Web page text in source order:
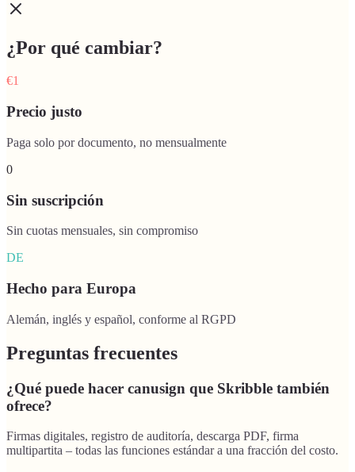
¿Por qué cambiar?
€1
Precio justo
Paga solo por documento, no mensualmente
0
Sin suscripción
Sin cuotas mensuales, sin compromiso
DE
Hecho para Europa
Alemán, inglés y español, conforme al RGPD
Preguntas frecuentes
¿Qué puede hacer canusign que Skribble también
ofrece?
Firmas digitales, registro de auditoría, descarga PDF, firma
multipartita – todas las funciones estándar a una fracción del costo.